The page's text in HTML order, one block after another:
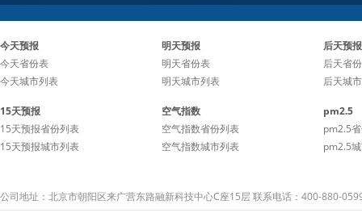
今天预报
今天省份表
今天城市列表
明天预报
明天省份表
明天城市列表
后天预报
后天省
后天城
15天预报
15天预报省份列表
15天预报城市列表
空气指数
空气指数省份列表
空气指数城市列表
pm2.5
pm2.5
pm2.5
公司地址：北京市朝阳区来广营东路融新科技中心C座15层 联系电话：400-880-